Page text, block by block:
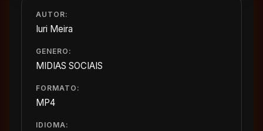
AUTOR:
Iuri Meira
GENERO:
MIDIAS SOCIAIS
FORMATO:
MP4
IDIOMA: